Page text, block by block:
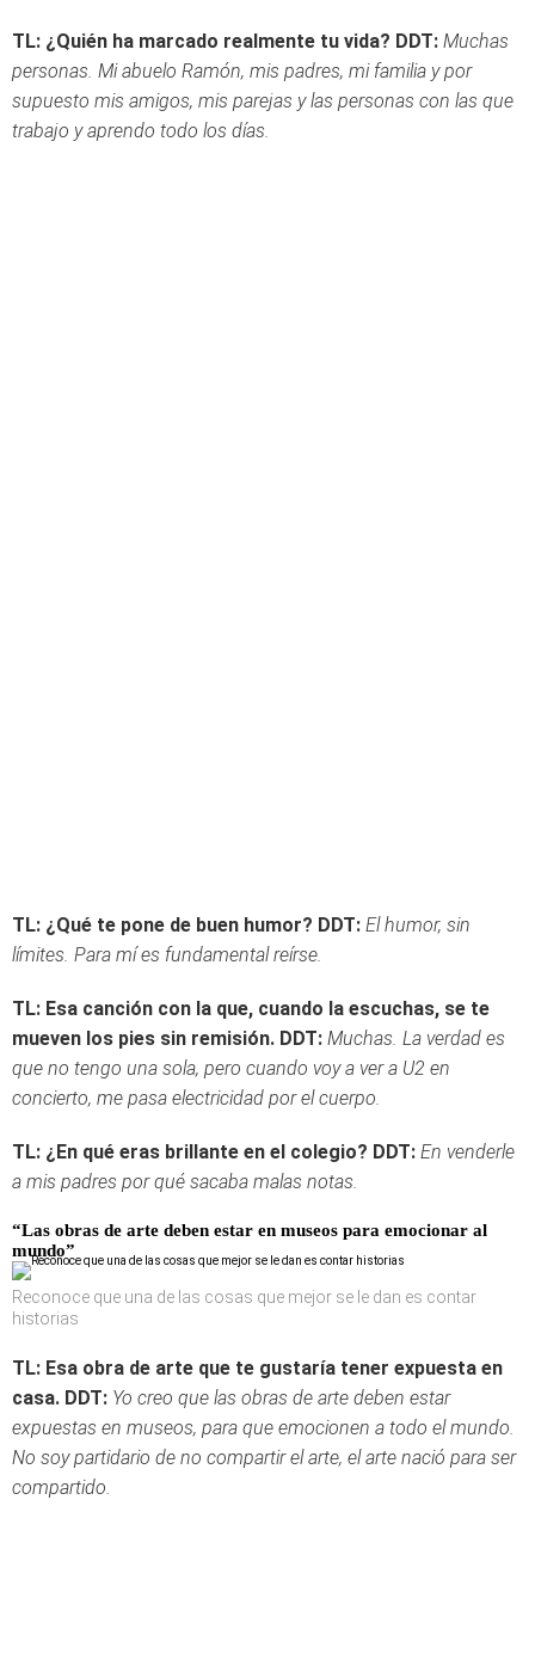
TL: ¿Quién ha marcado realmente tu vida? DDT: Muchas
personas. Mi abuelo Ramón, mis padres, mi familia y por
supuesto mis amigos, mis parejas y las personas con las que
trabajo y aprendo todo los días.
TL: ¿Qué te pone de buen humor? DDT: El humor, sin
límites. Para mí es fundamental reírse.
TL: Esa canción con la que, cuando la escuchas, se te
mueven los pies sin remisión. DDT: Muchas. La verdad es
que no tengo una sola, pero cuando voy a ver a U2 en
concierto, me pasa electricidad por el cuerpo.
TL: ¿En qué eras brillante en el colegio? DDT: En venderle
a mis padres por qué sacaba malas notas.
“Las obras de arte deben estar en museos para emocionar al
mundo”
Reconoce que una de las cosas que mejor se le dan es contar
historias
TL: Esa obra de arte que te gustaría tener expuesta en
casa. DDT: Yo creo que las obras de arte deben estar
expuestas en museos, para que emocionen a todo el mundo.
No soy partidario de no compartir el arte, el arte nació para ser
compartido.